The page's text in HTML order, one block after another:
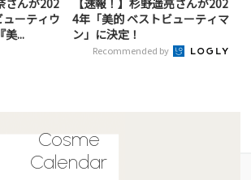
ーティウ
美...
4年「美的 ベストビューティマ
ン」に決定！
Recommended by
Cosme
Calendar